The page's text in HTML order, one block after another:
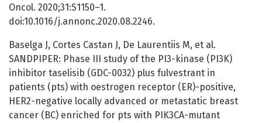
Oncol. 2020;31:S1150–1.
doi:10.1016/j.annonc.2020.08.2246.
Baselga J, Cortes Castan J, De Laurentiis M, et al.
SANDPIPER: Phase III study of the PI3-kinase (PI3K)
inhibitor taselisib (GDC-0032) plus fulvestrant in
patients (pts) with oestrogen receptor (ER)-positive,
HER2-negative locally advanced or metastatic breast
cancer (BC) enriched for pts with PIK3CA-mutant